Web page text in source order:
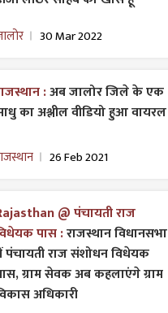
30 Mar 2022
:अब जालोर जिले के एक
का अश्लील वीडियो हुआ वायरल
26 Feb 2021
@ पंचायती राज
पास :राजस्थान विधानसभा
पंचायती राज ​संशोधन विधेयक
ग्राम सेवक अब कहलाएंगे ग्राम
अधिकारी